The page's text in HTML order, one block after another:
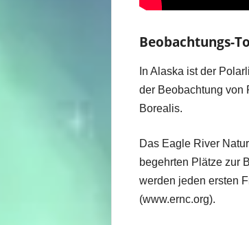
Beobachtungs-
In Alaska ist der
der Beobachtung von
Borealis.
Das Eagle River
begehrten Plätze zur
werden jeden ersten
(www.ernc.org).